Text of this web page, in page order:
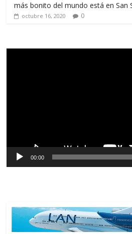
más bonito del mundo está en San
octubre 16, 2020 0
00:00